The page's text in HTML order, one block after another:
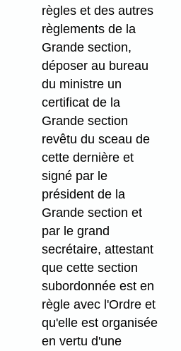
règles et des autres
règlements de la
Grande section,
déposer au bureau
du ministre un
certificat de la
Grande section
revêtu du sceau de
cette dernière et
signé par le
président de la
Grande section et
par le grand
secrétaire, attestant
que cette section
subordonnée est en
règle avec l'Ordre et
qu'elle est organisée
en vertu d'une